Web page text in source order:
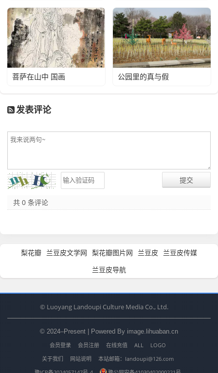
菩萨在山中 国画 公园里的真与假
发表评论
共 0 条评论
梨花瓣 兰豆皮文学网 梨花瓣图片网 兰豆皮
兰豆皮传媒
兰豆皮导航
© Luoyang Landoupi Culture Media Co., Ltd.
© 2024–Present | Powered By image.lihuaban.cn
会员登录
会员注册 在线充值 ALL
LOGO
关于我们
网站说明
本站邮箱：landoupi@126.com